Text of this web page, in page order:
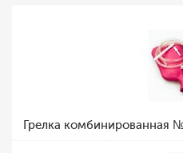
Грелка комбинированная